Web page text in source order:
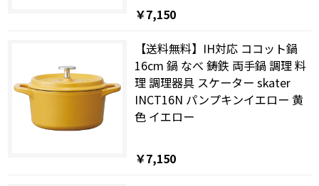
￥7,150
【送料無料】IH対応 ココット鍋
16cm 鍋 なべ 鋳鉄 両手鍋 調理 料
理 調理器具 スケーター skater
INCT16N パンプキンイエロー 黄
色 イエロー
￥7,150